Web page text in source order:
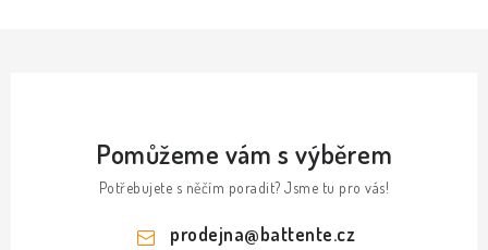
Pomůžeme vám s výběrem
Potřebujete s něčím poradit? Jsme tu pro vás!
prodejna@battente.cz